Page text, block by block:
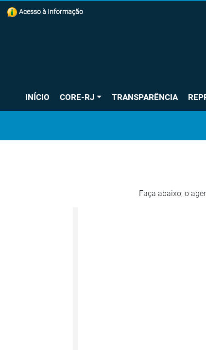
Acesso à Informação
INÍCIO CORE-RJ TRANSPARÊNCIA
Faça abaixo, o